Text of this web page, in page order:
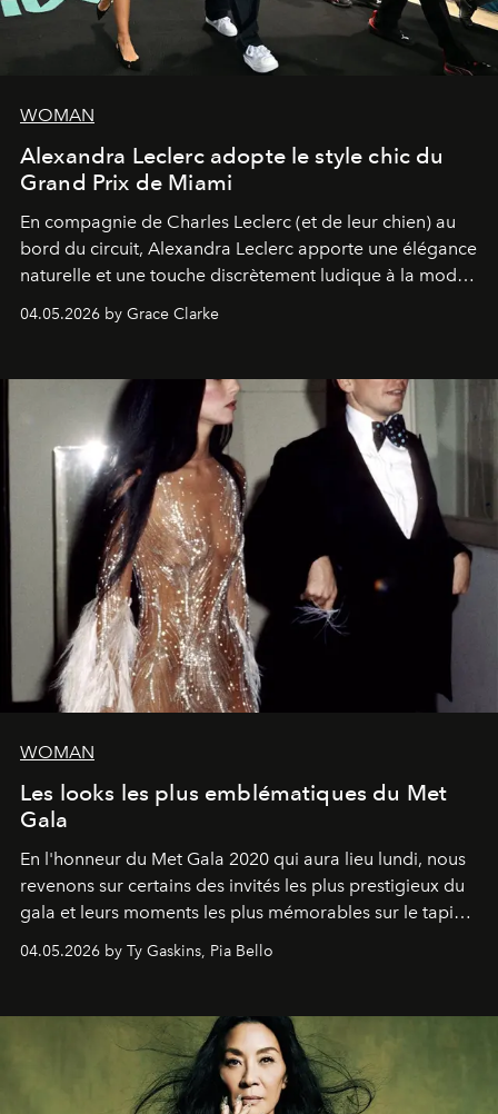
WOMAN
Alexandra Leclerc adopte le style chic du
Grand Prix de Miami
En compagnie de Charles Leclerc (et de leur chien) au
bord du circuit, Alexandra Leclerc apporte une élégance
naturelle et une touche discrètement ludique à la mode
de la Formule 1.
04.05.2026 by Grace Clarke
WOMAN
Les looks les plus emblématiques du Met
Gala
En l'honneur du Met Gala 2020 qui aura lieu lundi, nous
revenons sur certains des invités les plus prestigieux du
gala et leurs moments les plus mémorables sur le tapis
04.05.2026 by Ty Gaskins, Pia Bello